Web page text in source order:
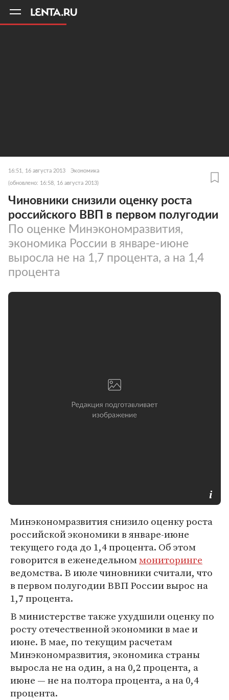
16:51, 16 августа 2013 Экономика
(обновлено: 16:58, 16 августа 2013)
Чиновники снизили оценку роста
российского ВВП в первом полугодии
По оценке Минэкономразвития,
экономика России в январе-июне
выросла не на 1,7 процента, а на 1,4
процента
Минэкономразвития снизило оценку роста
российской экономики в январе-июне
текущего года до 1,4 процента. Об этом
говорится в еженедельноммониторинге
ведомства. В июле чиновники считали, что
в первом полугодии ВВП России вырос на
1,7 процента.
В министерстве также ухудшили оценку по
росту отечественной экономики в мае и
июне. В мае, по текущим расчетам
Минэкономразвития, экономика страны
выросла не на один, а на 0,2 процента, а
июне — не на полтора процента, а на 0,4
процента.